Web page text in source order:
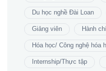
Du học nghề Đài Loan
Giảng viên Hành
Hóa học/ Công nghệ hóa
Internship/Thực tập